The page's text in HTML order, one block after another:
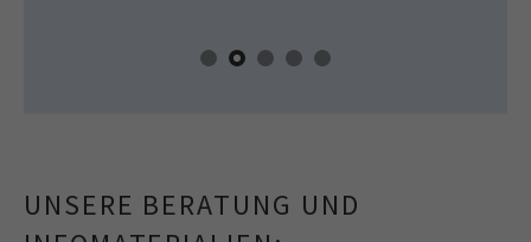
UNSERE BERATUNG UND